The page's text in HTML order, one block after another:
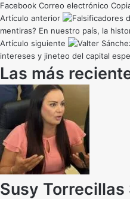
Facebook Correo electrónico
Artículo anterior
mentiras? En nuestro país, la
Artículo siguiente
intereses y jineteo del capital
Las más
Susy Torrecillas